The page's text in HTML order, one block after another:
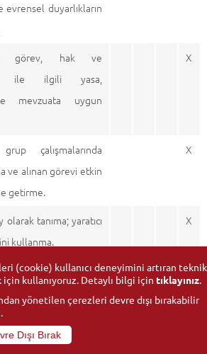
duyarlıkların
görev, hak ve
ile ilgili yasa,
mevzuata uygun
X
çalışmalarında
ve alınan görevi etkin
getirme.
X
tanıma; yaratıcı
kullanma.
X
(cookie) kullanıcı deneyimini artıran teknik
kullanıyoruz. Detaylı bilgi için tıklayınız.
yönetilen çerezleri devre dışı bırakabilir
Dışı Bırak
Üniversitesi- Tüm hakları saklıdır.